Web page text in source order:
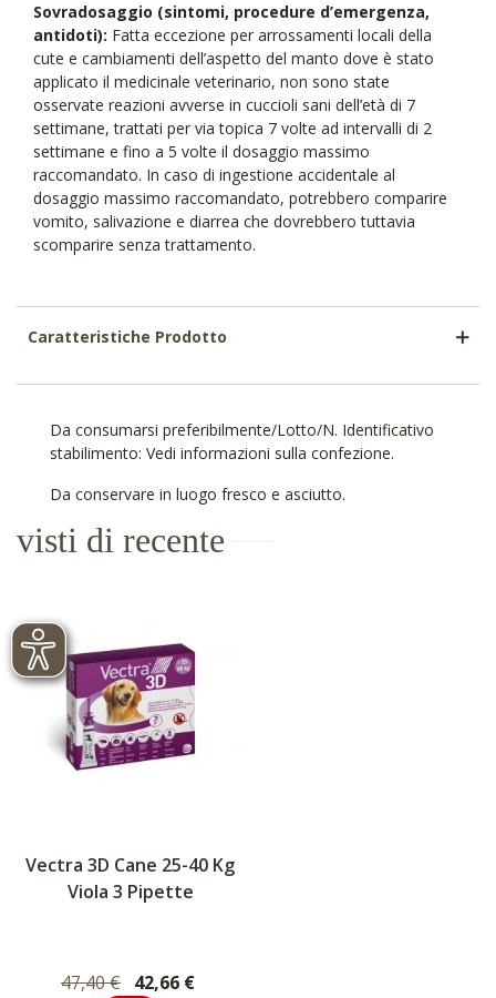
Sovradosaggio (sintomi, procedure d’emergenza,
antidoti): Fatta eccezione per arrossamenti locali della
cute e cambiamenti dell’aspetto del manto dove è stato
applicato il medicinale veterinario, non sono state
osservate reazioni avverse in cuccioli sani dell’età di 7
settimane, trattati per via topica 7 volte ad intervalli di 2
settimane e fino a 5 volte il dosaggio massimo
raccomandato. In caso di ingestione accidentale al
dosaggio massimo raccomandato, potrebbero comparire
vomito, salivazione e diarrea che dovrebbero tuttavia
scomparire senza trattamento.
Caratteristiche Prodotto
Da consumarsi preferibilmente/Lotto/N. Identificativo
stabilimento: Vedi informazioni sulla confezione.
Da conservare in luogo fresco e asciutto.
visti di recente
Vectra 3D Cane 25-40 Kg
Viola 3 Pipette
47,40 € 42,66 €